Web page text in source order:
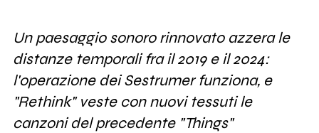
Un paesaggio sonoro rinnovato azzera le
distanze temporali fra il 2019 e il 2024:
l'operazione dei Sestrumer funziona, e
"Rethink" veste con nuovi tessuti le
canzoni del precedente "Things"